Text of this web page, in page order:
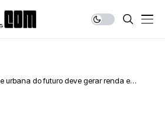
urbana do futuro deve gerar renda e